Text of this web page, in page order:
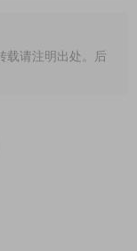
载请注明出处。后